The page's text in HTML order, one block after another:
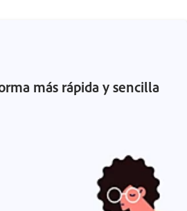
más rápida y sencilla